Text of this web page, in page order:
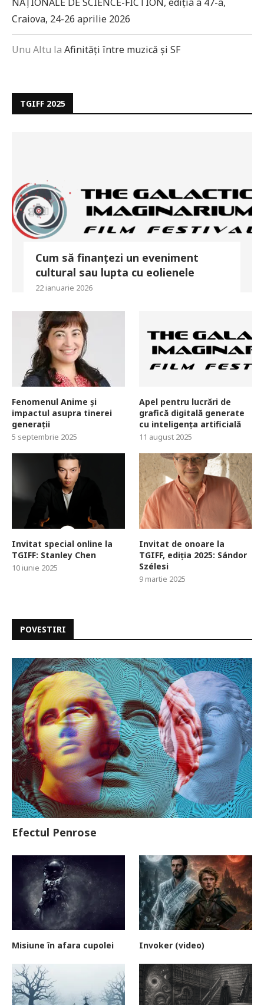
Craiova, 24-26 aprilie 2026
Unu Altu la Afinități între muzică și SF
TGIFF 2025
Cum să finanțezi un eveniment
cultural sau lupta cu eolienele
22 ianuarie 2026
Fenomenul Anime și
impactul asupra tinerei
generații
5 septembrie 2025
Apel pentru lucrări de
grafică digitală generate
cu inteligența artificială
11 august 2025
Invitat special online la
TGIFF: Stanley Chen
10 iunie 2025
Invitat de onoare la
TGIFF, ediția 2025: Sándor
Szélesi
9 martie 2025
POVESTIRI
Efectul Penrose
Misiune în afara cupolei Invoker (video)